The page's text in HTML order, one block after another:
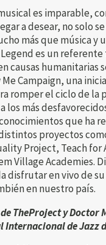
es imparable,
a desear, no solo
más que música y
es un referente
causas humanitarias
Me Campaign, una
romper el ciclo de la
los más
que ha
proyectos
Project, Teach for
Village Academies.
disfrutar en vivo de
en nuestro país.
TheProject y Doctor
Internacional de Jazz